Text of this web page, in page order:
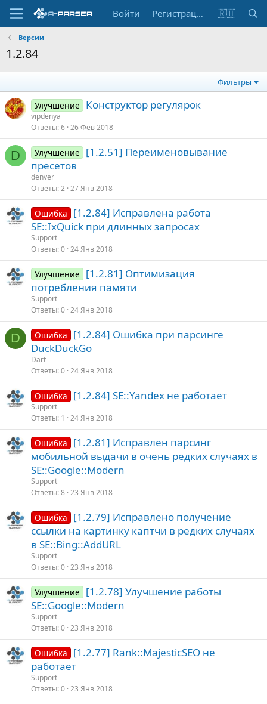
Войти Регистрация 🇷🇺
Версии
1.2.84
Фильтры
Улучшение Конструктор регулярок
vipdenya
Ответы 6 26 Фев 2018
D Улучшение
[1.2.51] Переименовывание
пресетов
denver
Ответы 2 27 Янв 2018
Ошибка
[1.2.84] Исправлена работа
SE::IxQuick при длинных запросах
Support
Ответы 0 24 Янв 2018
Улучшение
[1.2.81] Оптимизация
потребления памяти
Support
Ответы 0 24 Янв 2018
D Ошибка
[1.2.84] Ошибка при парсинге
DuckDuckGo
Dart
Ответы 0 24 Янв 2018
Ошибка [1.2.84] SE::Yandex не работает
Support
Ответы 1 24 Янв 2018
Ошибка
[1.2.81] Исправлен парсинг
мобильной выдачи в очень редких случаях в
SE::Google::Modern
Support
Ответы 8 23 Янв 2018
Ошибка
[1.2.79] Исправлено получение
ссылки на картинку каптчи в редких случаях
в SE::Bing::AddURL
Support
Ответы 0 23 Янв 2018
Улучшение
[1.2.78] Улучшение работы
SE::Google::Modern
Support
Ответы 0 23 Янв 2018
Ошибка
[1.2.77] Rank::MajesticSEO не
работает
Support
Ответы 0 23 Янв 2018